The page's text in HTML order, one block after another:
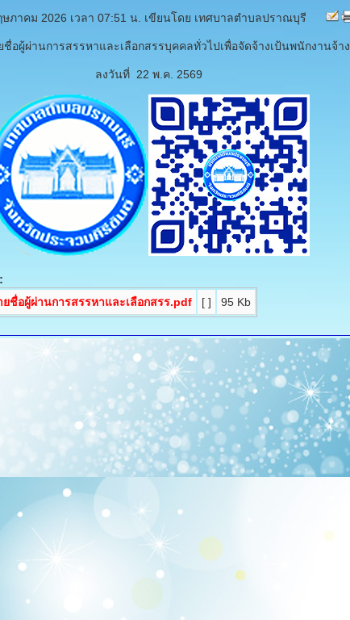
ภาคม 2026 เวลา 07:51 น. เขียนโดย เทศบาลตำบลปราณบุรี
ชื่อผู้ผ่านการสรรหาและเลือกสรรบุคคลทั่วไปเพื่อจัดจ้างเป้นพนักงานจ้าง
ลงวันที่ 22 พ.ค. 2569
ยชื่อผู้ผ่านการสรรหาและเลือกสรร.pdf [ ] 95 Kb